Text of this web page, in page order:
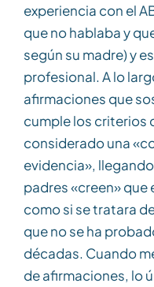
experiencia con el
que no hablaba y
según su madre) y
profesional. A lo
afirmaciones que
cumple los criterios
considerado una
evidencia»,
padres «creen» que
como si se tratara
que no se ha
décadas. Cuando
de afirmaciones, lo